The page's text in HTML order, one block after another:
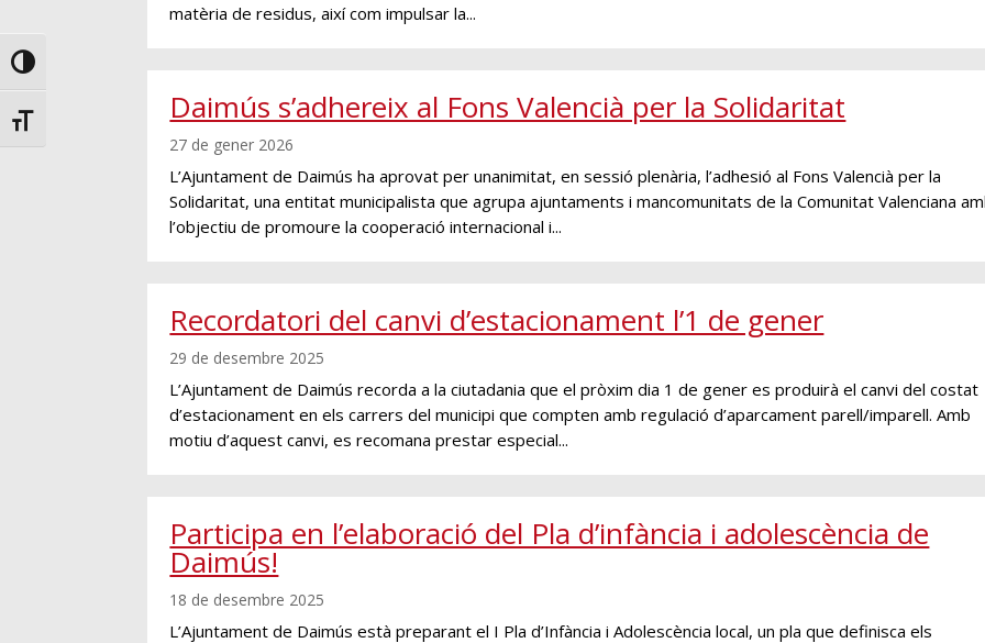
Toggle High Contrast
Toggle Font size
matèria de residus, així com impulsar la...
Daimús s’adhereix al Fons Valencià per la Solidaritat
27 de gener 2026
L’Ajuntament de Daimús ha aprovat per unanimitat, en sessió plenària, l’adhesió al Fons Valencià per la
Solidaritat, una entitat municipalista que agrupa ajuntaments i mancomunitats de la Comunitat Valenciana
l’objectiu de promoure la cooperació internacional i...
Recordatori del canvi d’estacionament l’1 de gener
29 de desembre 2025
L’Ajuntament de Daimús recorda a la ciutadania que el pròxim dia 1 de gener es produirà el canvi del costat
d’estacionament en els carrers del municipi que compten amb regulació d’aparcament parell/imparell. Amb
motiu d’aquest canvi, es recomana prestar especial...
Participa en l’elaboració del Pla d’infància i adolescència de
Daimús!
18 de desembre 2025
L’Ajuntament de Daimús està preparant el I Pla d’Infància i Adolescència local, un pla que definisca els